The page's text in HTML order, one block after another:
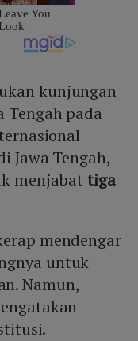
kunjungan
Tengah pada
Jawa Tengah,
menjabattiga
mendengar
untuk
Namun,